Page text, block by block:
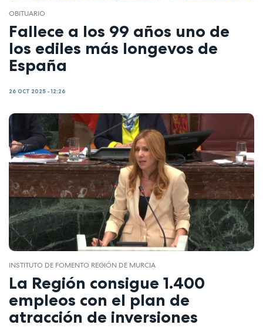
OBITUARIO
Fallece a los 99 años uno de
los ediles más longevos de
España
26 OCT 2025 - 12:26
INSTITUTO DE FOMENTO REGIÓN DE MURCIA
La Región consigue 1.400
empleos con el plan de
atracción de inversiones